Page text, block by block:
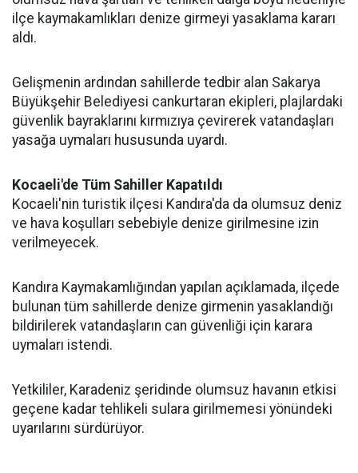
ilçe kaymakamlıkları denize girmeyi yasaklama kararı
aldı.
Gelişmenin ardından sahillerde tedbir alan Sakarya
Büyükşehir Belediyesi cankurtaran ekipleri, plajlardaki
güvenlik bayraklarını kırmızıya çevirerek vatandaşları
yasağa uymaları hususunda uyardı.
Kocaeli'de Tüm Sahiller Kapatıldı
Kocaeli'nin turistik ilçesi Kandıra'da da olumsuz deniz
ve hava koşulları sebebiyle denize girilmesine izin
verilmeyecek.
Kandıra Kaymakamlığından yapılan açıklamada, ilçede
bulunan tüm sahillerde denize girmenin yasaklandığı
bildirilerek vatandaşların can güvenliği için karara
uymaları istendi.
Yetkililer, Karadeniz şeridinde olumsuz havanın etkisi
geçene kadar tehlikeli sulara girilmemesi yönündeki
uyarılarını sürdürüyor.